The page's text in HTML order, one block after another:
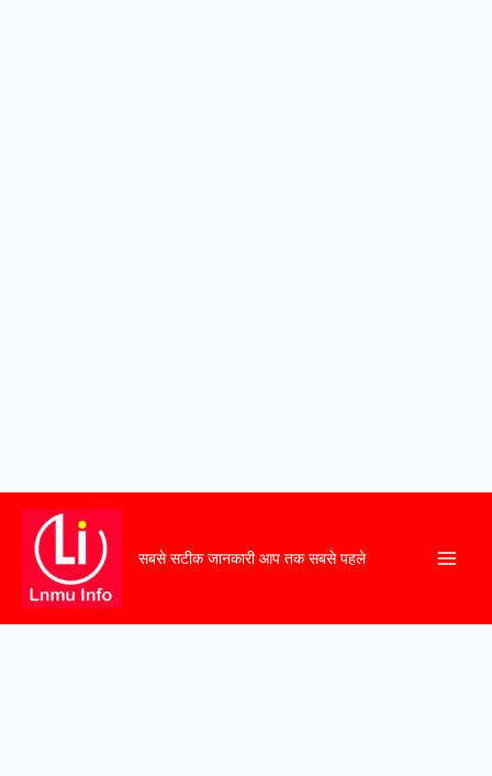
सबसे सटीक जानकारी आप तक सबसे पहले